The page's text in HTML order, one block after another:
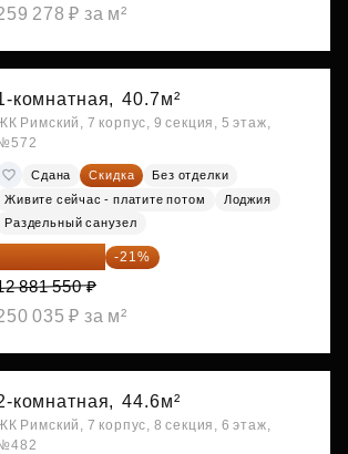
278 ₽ за м²
комнатная, 40.7м²
Римский, 7 корпус, 9 секция, 5 этаж,
Сдана Скидка
Без отделки
Живите сейчас - платите потом
Лоджия
Раздельный санузел
10 176 425 ₽ -21%
881 550 ₽
035 ₽ за м²
комнатная, 44.6м²
Римский, 7 корпус, 8 секция, 6 этаж,